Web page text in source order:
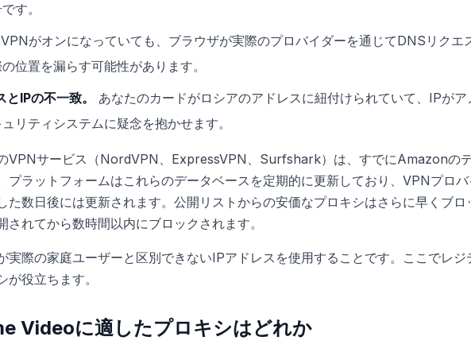
す。
VPNがオンになっていても、ブラウザが実際のプロバイダーを通じてDNSリクエ
位置を漏らす可能性があります。
IPの不一致。
あなたのカードがロシアのアドレスに紐付けられていて、IPがア
リティシステムに疑念を抱かせます。
VPNサービス（NordVPN、ExpressVPN、Surfshark）は、すでにAmazonの
プラットフォームはこれらのデータベースを定期的に更新しており、VPNプロ
た数日後には更新されます。公開リストからの安価なプロキシはさらに早くブロ
されてから数時間以内にブロックされます。
際の家庭ユーザーと区別できないIPアドレスを使用することです。ここでレジ
が役立ちます。
Videoに適したプロキシはどれか